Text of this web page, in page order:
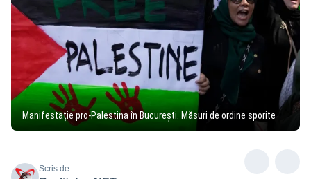
Manifestație pro-Palestina în București. Măsuri de ordine sporite
Scris de